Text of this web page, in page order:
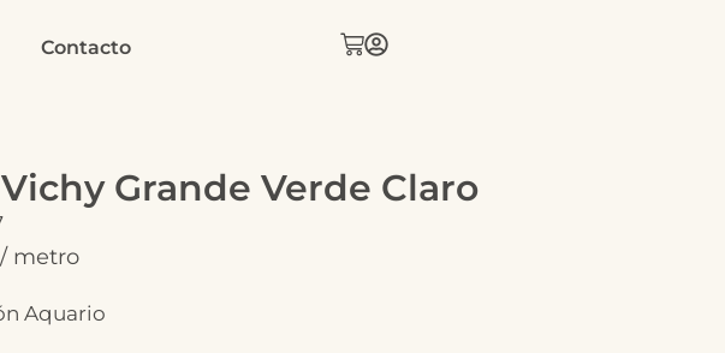
Contacto
Grande Verde Claro
/ metro
Aquario